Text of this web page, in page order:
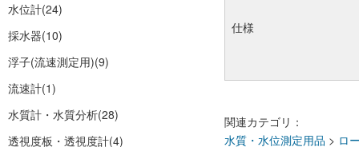
水位計(24)
採水器(10)
浮子(流速測定用)(9)
流速計(1)
水質計・水質分析(28)
透視度板・透視度計(4)
仕様
関連カテゴリ：
水質・水位測定用品 > ロ